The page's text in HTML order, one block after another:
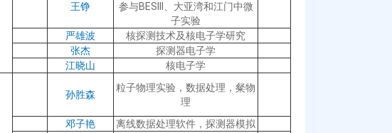
王铮
参与BESIII、大亚湾和江门中微
子实验
严雄波
核探测技术及核电子学研究
张杰
探测器电子学
江晓山 核电子学
孙胜森
粒子物理实验，数据处理，粲物
理
邓子艳 离线数据处理软件，探测器模拟